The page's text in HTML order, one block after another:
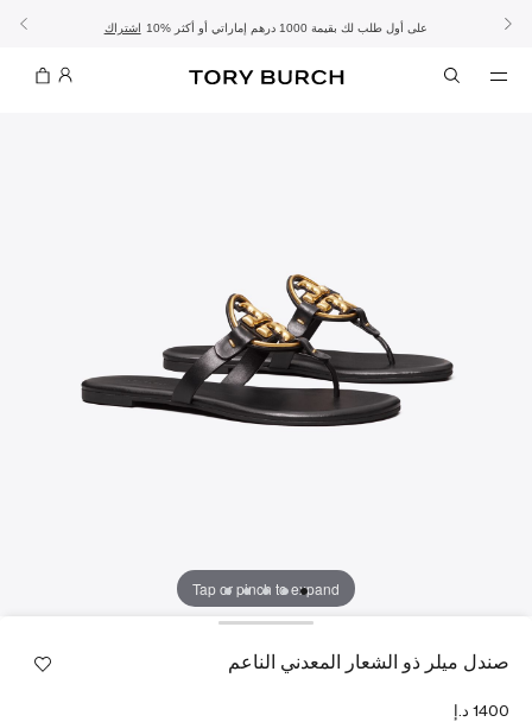
الموسم الجديد: إطلالات العملتسوّقي التشكيلة تشكيلة عيد الأضحىتسوقي اشتراك 10% على أول طلب لك بقيمة 1000 درهم إماراتي أو أكثر تفاصيل - الشحن المجاني تفاصيل - تسوق الآن واستلم في المتجر
Tap or pinch to expand
صندل ميلر ذو الشعار المعدني الناعم